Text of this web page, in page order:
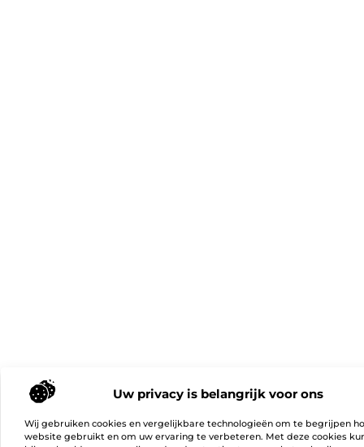
Uw privacy is belangrijk voor ons
Wij gebruiken cookies en vergelijkbare technologieën om te begrijpen
website gebruikt en om uw ervaring te verbeteren. Met deze cookies